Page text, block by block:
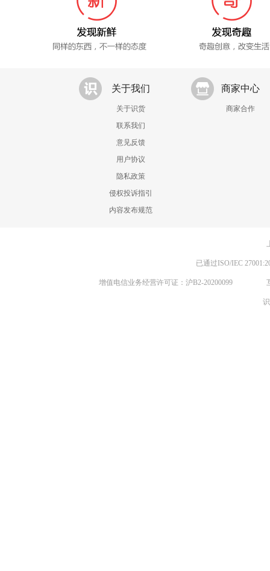
关于我们
关于识货
联系我们
意见反馈
用户协议
隐私政策
侵权投诉指引
内容发布规范
商家中心
商家合作
已通过ISO/IEC
增值电信业务经营许可证：沪B2-20200099